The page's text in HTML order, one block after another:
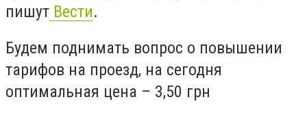
пишут Вести.
Будем поднимать вопрос о повышении
тарифов на проезд, на сегодня
оптимальная цена – 3,50 грн